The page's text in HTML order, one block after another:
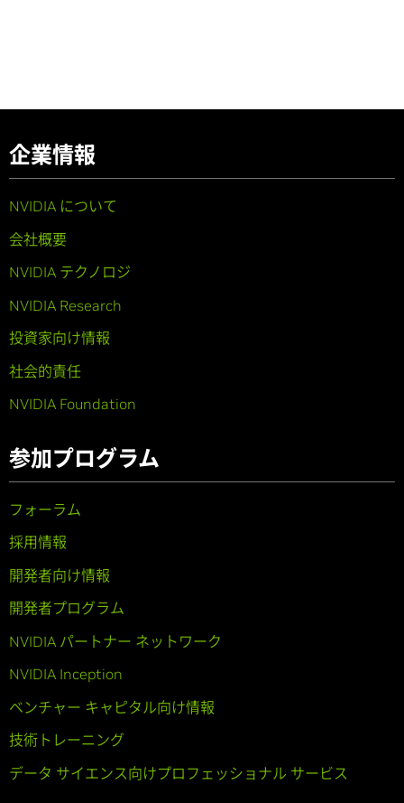
企業情報
NVIDIA について
会社概要
NVIDIA テクノロジ
NVIDIA Research
投資家向け情報
社会的責任
NVIDIA Foundation
参加プログラム
フォーラム
採用情報
開発者向け情報
開発者プログラム
NVIDIA パートナー ネットワーク
NVIDIA Inception
ベンチャー キャピタル向け情報
技術トレーニング
データ サイエンス向けプロフェッショナル サービス